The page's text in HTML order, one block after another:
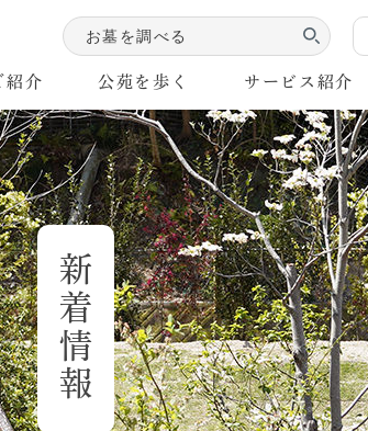
紹介
公苑の魅力 四季の生き物・植物たち
公苑を歩く
Googleストリートビュー
サービス紹介
オンラインお墓 サポート 管理棟
イベント 公苑だより お客様の声
新着情報